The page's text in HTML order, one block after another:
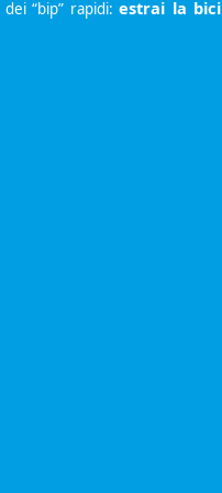
dei “bip” rapidi:estrai la bici